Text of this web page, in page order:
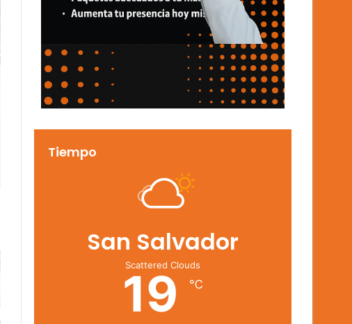
Tiempo
San Salvador
Scattered Clouds
19 ℃